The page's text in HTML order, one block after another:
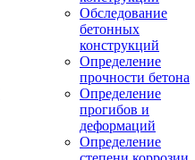
Обследование
бетонных
конструкций
Определение
прочности бетона
Определение
прогибов и
деформаций
Определение